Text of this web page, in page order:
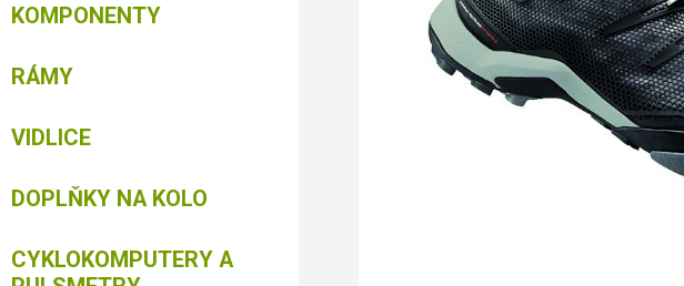
KOMPONENTY
RÁMY
VIDLICE
DOPLŇKY NA KOLO
CYKLOKOMPUTERY A